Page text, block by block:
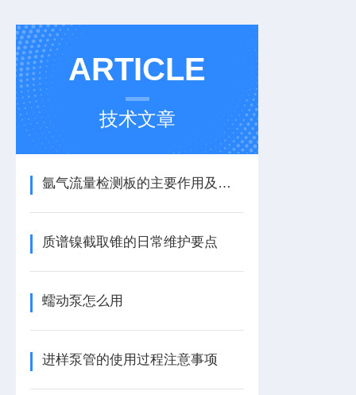
ARTICLE
技术文章
氩气流量检测板的主要作用及安装使用
质谱镍截取锥的日常维护要点
蠕动泵怎么用
进样泵管的使用过程注意事项